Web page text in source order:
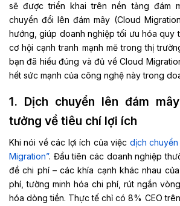
sẽ được triển khai trên nền tảng đám
chuyển đổi lên đám mây (Cloud
hướng, giúp doanh nghiệp tối ưu hóa quy
cơ hội cạnh tranh mạnh mẽ trong thị
bạn đã hiểu đúng và đủ về Cloud
hết sức mạnh của công nghệ này trong
1. Dịch chuyển lên đám
tưởng về tiêu chí lợi ích
Khi nói về các lợi ích của việc dịch chuyển
Migration”. Đầu tiên các doanh nghiệp
đề chi phí – các khía cạnh khác nhau
phí, tường minh hóa chi phí, rút ngắn
hóa dòng tiền. Thực tế chỉ có 8% CEO